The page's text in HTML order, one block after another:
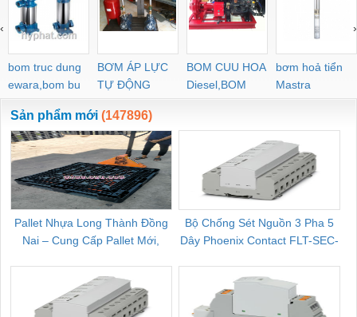
bom truc dung
ewara,bom bu
ewara
BƠM ÁP LỰC
TỰ ĐỘNG
BOM CUU HOA
Diesel,BOM
CHUA CHAY
bơm hoả tiển
Mastra
‹ ›
Sản phẩm mới (147896)
Pallet Nhựa Long Thành Đồng
Nai – Cung Cấp Pallet Mới,
Bộ Chống Sét Nguồn 3 Pha 5
Dây Phoenix Contact FLT-SEC-